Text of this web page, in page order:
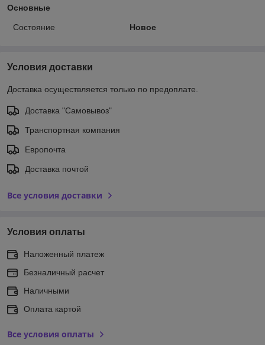
Основные
Состояние Новое
Условия доставки
Доставка осуществляется только по предоплате.
Доставка "Самовывоз"
Транспортная компания
Европочта
Доставка почтой
Все условия доставки
Условия оплаты
Наложенный платеж
Безналичный расчет
Наличными
Оплата картой
Все условия оплаты